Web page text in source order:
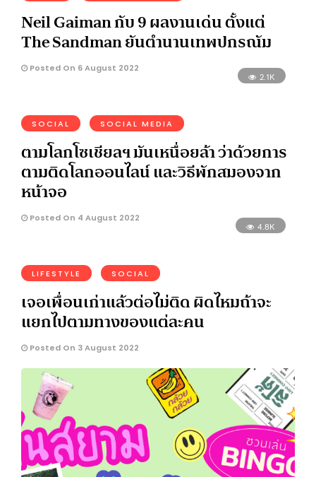
Neil Gaiman กับ 9 ผลงานเด่น ตั้งแต่
The Sandman ยันตำนานเทพปกรณัม
Posted On 6 August 2022
2.1K
SOCIAL SOCIAL MEDIA
ตามโลกโซเชียลฯ มันเหนื่อยล้า ว่าด้วยการ
ตามติดโลกออนไลน์ และวิธีพักสมองจาก
หน้าจอ
Posted On 4 August 2022
4.8K
LIFESTYLE SOCIAL
เจอเพื่อนเก่าแล้วต่อไม่ติด ผิดไหมถ้าจะ
แยกไปตามทางของแต่ละคน
Posted On 3 August 2022